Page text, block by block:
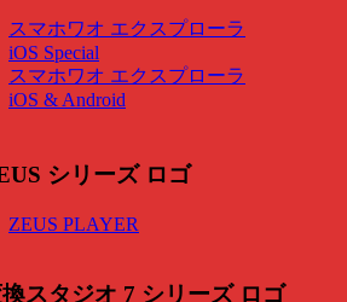
スマホワオ エクスプローラ
iOS Special
スマホワオ エクスプローラ
iOS & Android
ZEUS PLAYER